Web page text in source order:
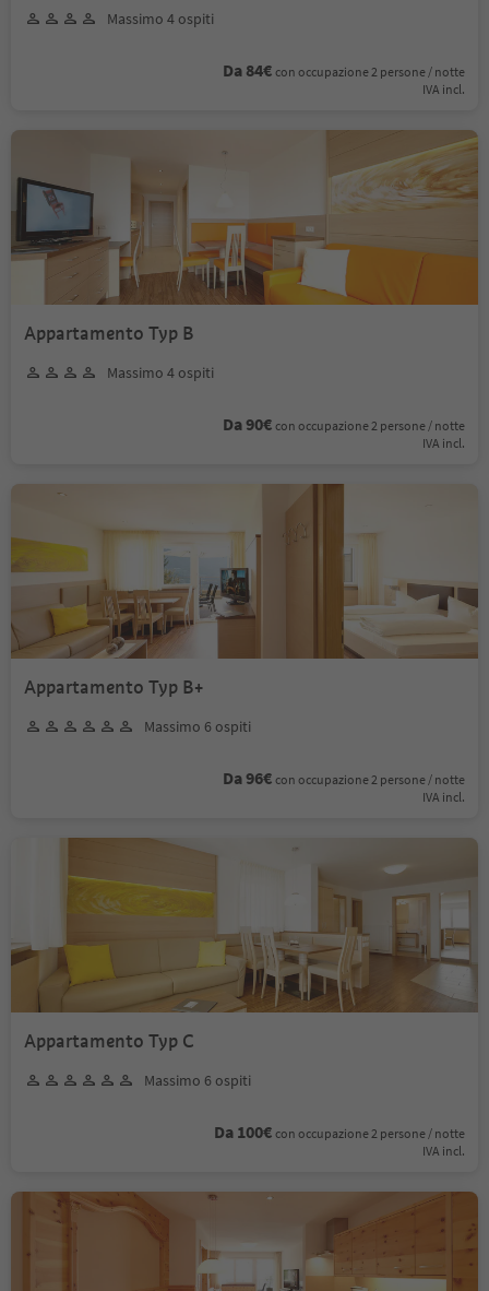
Massimo 4 ospiti
Da 84€ con occupazione 2 persone / notte
IVA incl.
Appartamento Typ B
Massimo 4 ospiti
Da 90€ con occupazione 2 persone / notte
IVA incl.
Appartamento Typ B+
Massimo 6 ospiti
Da 96€ con occupazione 2 persone / notte
IVA incl.
Appartamento Typ C
Massimo 6 ospiti
Da 100€ con occupazione 2 persone / notte
IVA incl.